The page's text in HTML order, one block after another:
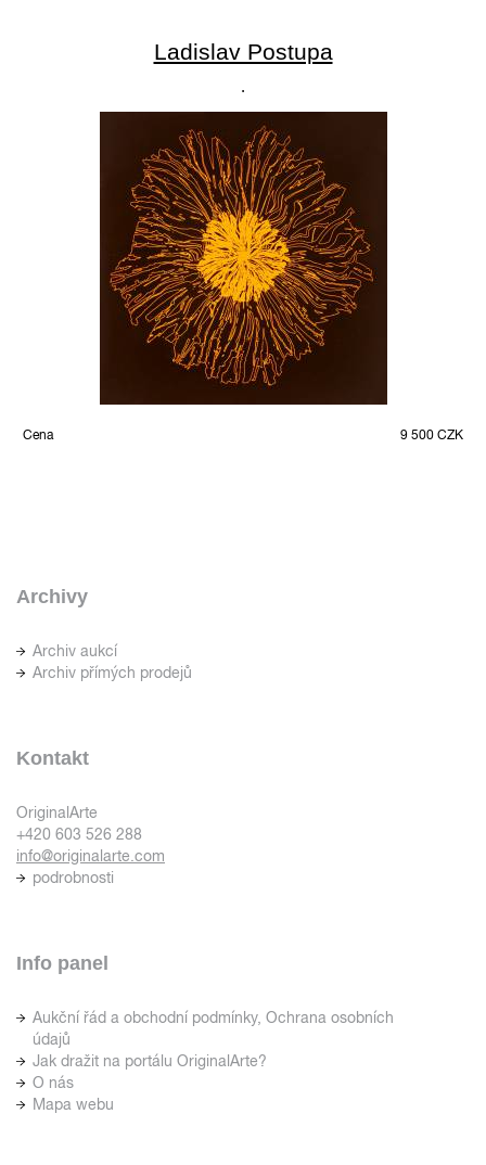
Ladislav Postupa
.
Cena 9 500 CZK
Archivy
Archiv aukcí
Archiv přímých prodejů
Kontakt
OriginalArte
+420 603 526 288
info@originalarte.com
podrobnosti
Info panel
Aukční řád a obchodní podmínky, Ochrana osobních
údajů
Jak dražit na portálu OriginalArte?
O nás
Mapa webu